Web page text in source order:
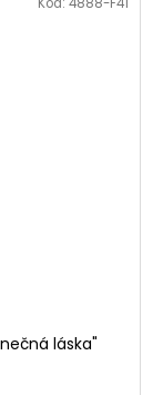
láska"
Kód: 4888-F41